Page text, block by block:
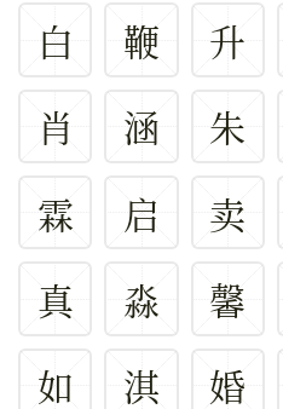
白 鞭 升
肖
涵 朱
霖
启 卖
真
淼 馨
如
淇 婚